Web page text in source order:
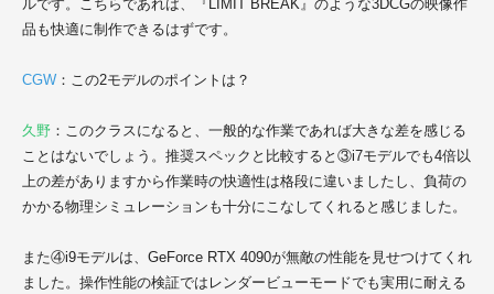
ルです。こちらであれば、『LIMIT BREAK』のような3DCGの映像作
品も快適に制作できるはずです。
CGW ：この2モデルのポイントは？
久野 ：このクラスになると、一般的な作業であれば大きな差を感じる
ことはないでしょう。推奨スペックと比較すると③i7モデルでも4倍以
上の差がありますから作業時の快適性は格段に違いましたし、負荷の
かかる物理シミュレーションも十分にこなしてくれると感じました。
また④i9モデルは、GeForce RTX 4090が無敵の性能を見せつけてくれ
ました。操作性能の検証ではレンダービューモードでも実用に耐える